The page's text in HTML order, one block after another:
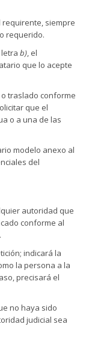
siempre
requerido.
b), el
que lo acepte
traslado conforme
que el
o a una de las
modelo anexo al
del
autoridad que
conforme al
indicará la
la persona a la
precisará el
no haya sido
judicial sea